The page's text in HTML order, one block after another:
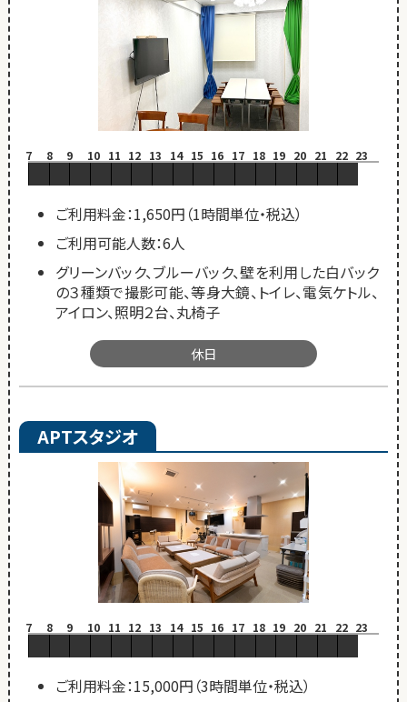
7 8 9 10 11 12 13 14 15 16 17 18 19 20 21 22 23
ご利用料金：1,650円（1時間単位・税込）
ご利用可能人数：6人
グリーンバック、ブルーバック、壁を利用した白バック
の３種類で撮影可能、等身大鏡、トイレ、電気ケトル、
アイロン、照明２台、丸椅子
休日
APTスタジオ
7 8 9 10 11 12 13 14 15 16 17 18 19 20 21 22 23
ご利用料金：15,000円（3時間単位・税込）